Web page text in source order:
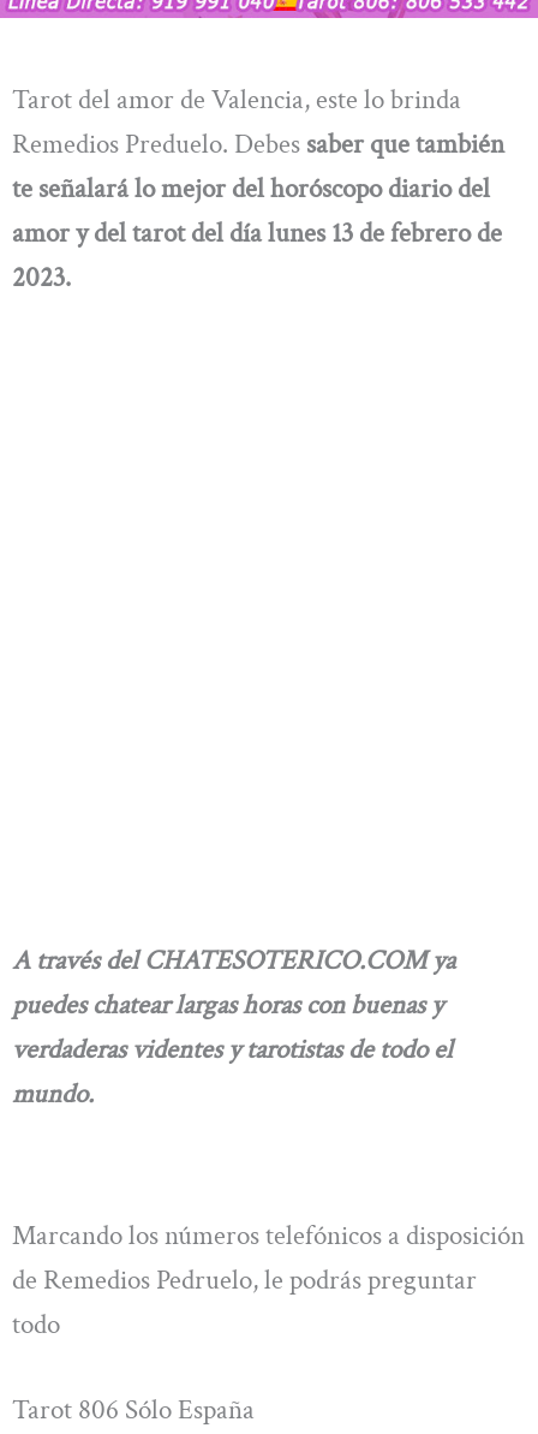
Tarot del amor de Valencia, este lo brinda
Remedios Preduelo. Debes saber que también
te señalará lo mejor delhoróscopo diario del
amor y del tarot del día lunes 13 de febrero de
2023.
A través del CHATESOTERICO.COM ya
puedes chatear largas horas con buenas y
verdaderas videntes y tarotistas de todo el
mundo.
Marcando los números telefónicos a disposición
de Remedios Pedruelo, le podrás preguntar
todo
Tarot 806 Sólo España